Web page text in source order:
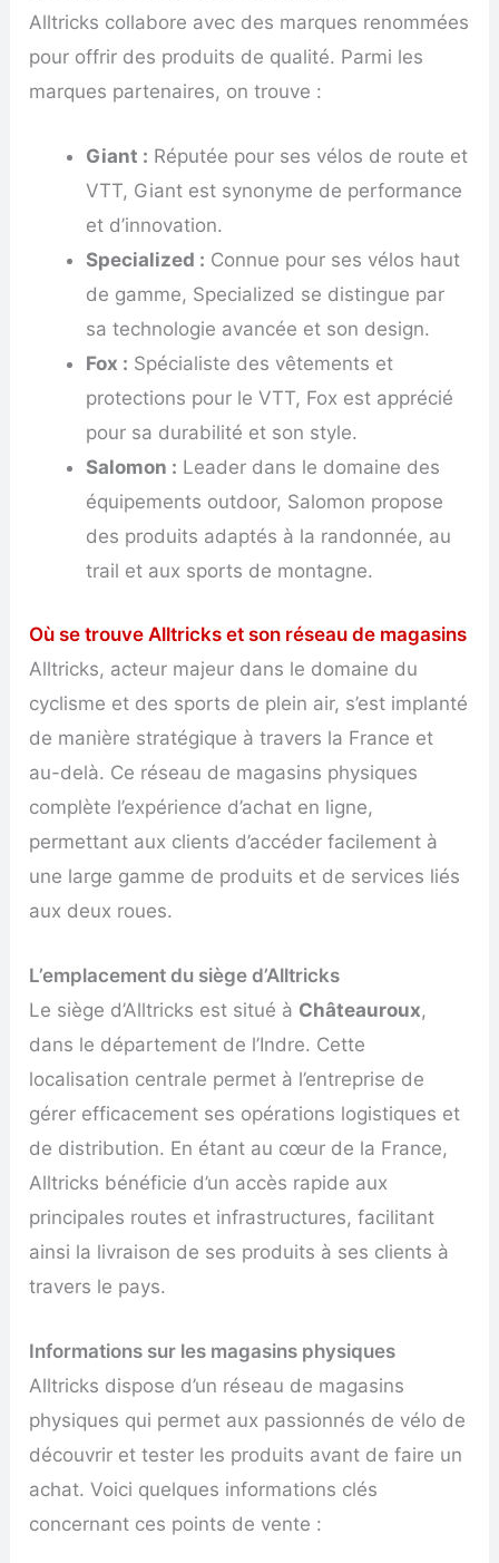
Alltricks collabore avec des marques renommées
pour offrir des produits de qualité. Parmi les
marques partenaires, on trouve :
Giant : Réputée pour ses vélos de route et
VTT, Giant est synonyme de performance
et d’innovation.
Specialized : Connue pour ses vélos haut
de gamme, Specialized se distingue par
sa technologie avancée et son design.
Fox : Spécialiste des vêtements et
protections pour le VTT, Fox est apprécié
pour sa durabilité et son style.
Salomon : Leader dans le domaine des
équipements outdoor, Salomon propose
des produits adaptés à la randonnée, au
trail et aux sports de montagne.
Où se trouve Alltricks et son réseau de magasins
Alltricks, acteur majeur dans le domaine du
cyclisme et des sports de plein air, s’est implanté
de manière stratégique à travers la France et
au-delà. Ce réseau de magasins physiques
complète l’expérience d’achat en ligne,
permettant aux clients d’accéder facilement à
une large gamme de produits et de services liés
aux deux roues.
L’emplacement du siège d’Alltricks
Le siège d’Alltricks est situé à Châteauroux,
dans le département de l’Indre. Cette
localisation centrale permet à l’entreprise de
gérer efficacement ses opérations logistiques et
de distribution. En étant au cœur de la France,
Alltricks bénéficie d’un accès rapide aux
principales routes et infrastructures, facilitant
ainsi la livraison de ses produits à ses clients à
travers le pays.
Informations sur les magasins physiques
Alltricks dispose d’un réseau de magasins
physiques qui permet aux passionnés de vélo de
découvrir et tester les produits avant de faire un
achat. Voici quelques informations clés
concernant ces points de vente :